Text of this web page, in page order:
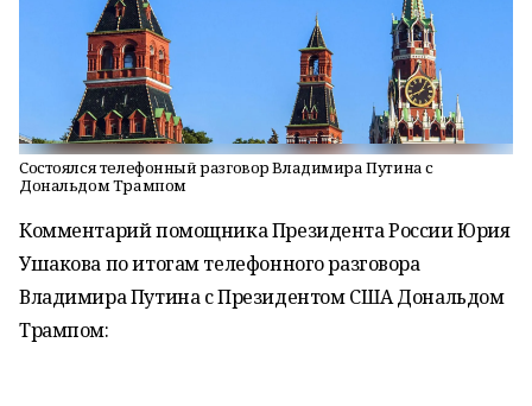
Состоялся телефонный разговор Владимира Путина с
Дональдом Трампом
Комментарий помощника Президента России Юрия
Ушакова по итогам телефонного разговора
Владимира Путина с Президентом США Дональдом
Трампом: